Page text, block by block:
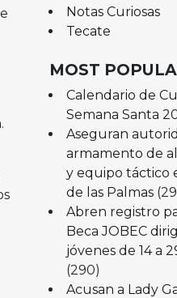
Notas Curiosas
Tecate
MOST
Calendario de
Semana Santa
Aseguran
armamento de
y equipo táctico
de las Palmas
Abren registro
Beca JOBEC
jóvenes de 14 a
(290)
Acusan a Lady